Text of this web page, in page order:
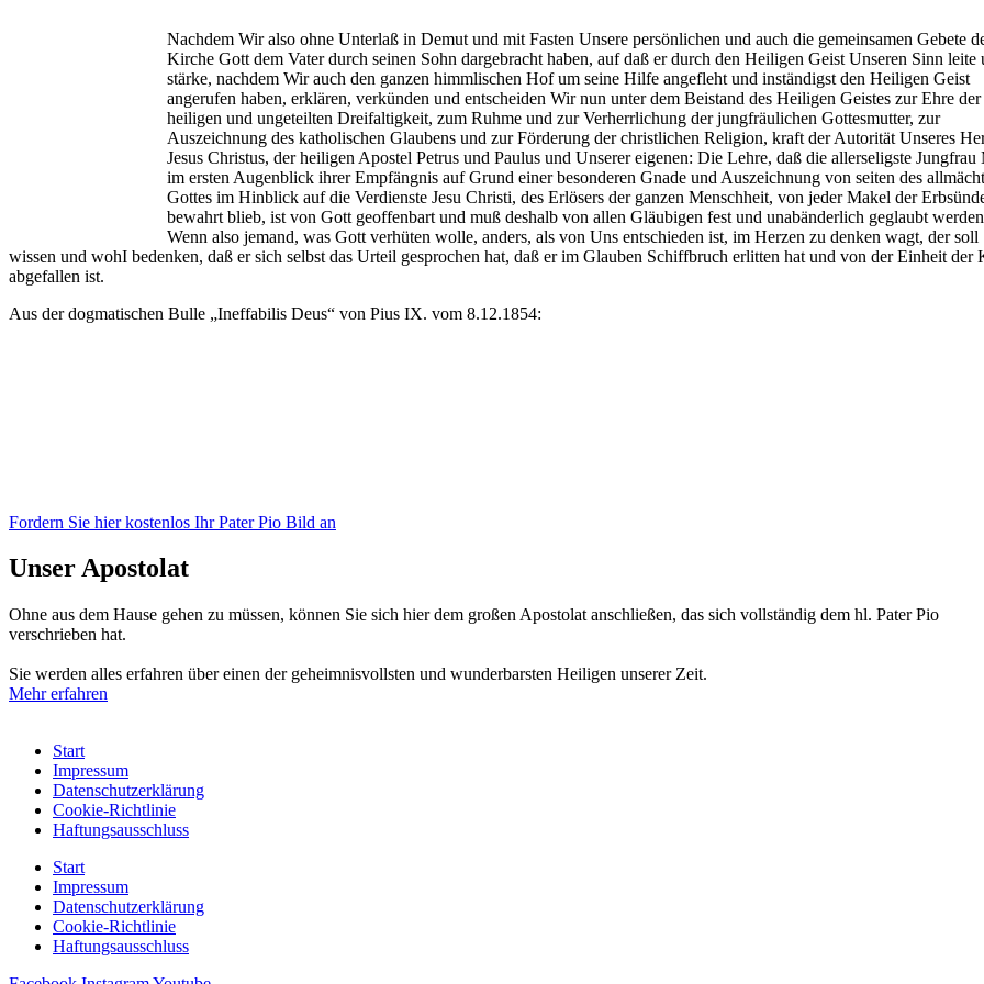
Nachdem Wir also ohne Unterlaß in Demut und mit Fasten Unsere persönlichen und auch die gemeinsamen Gebete
Kirche Gott dem Vater durch seinen Sohn dargebracht haben, auf daß er durch den Heiligen Geist Unseren Sinn leite
stärke, nachdem Wir auch den ganzen himmlischen Hof um seine Hilfe angefleht und inständigst den Heiligen Geist
angerufen haben, erklären, verkünden und entscheiden Wir nun unter dem Beistand des Heiligen Geistes zur Ehre der
heiligen und ungeteilten Dreifaltigkeit, zum Ruhme und zur Verherrlichung der jungfräulichen Gottesmutter, zur
Auszeichnung des katholischen Glaubens und zur Förderung der christlichen Religion, kraft der Autorität Unseres
Jesus Christus, der heiligen Apostel Petrus und Paulus und Unserer eigenen: Die Lehre, daß die allerseligste Jungfrau
im ersten Augenblick ihrer Empfängnis auf Grund einer besonderen Gnade und Auszeichnung von seiten des
Gottes im Hinblick auf die Verdienste Jesu Christi, des Erlösers der ganzen Menschheit, von jeder Makel der
bewahrt blieb, ist von Gott geoffenbart und muß deshalb von allen Gläubigen fest und unabänderlich geglaubt
Wenn also jemand, was Gott verhüten wolle, anders, als von Uns entschieden ist, im Herzen zu denken wagt, der soll
wissen und wohI bedenken, daß er sich selbst das Urteil gesprochen hat, daß er im Glauben Schiffbruch erlitten hat und von der Einheit der
abgefallen ist.
Aus der dogmatischen Bulle „Ineffabilis Deus“ von Pius IX. vom 8.12.1854:
Fordern Sie hier kostenlos Ihr Pater Pio Bild an
Unser Apostolat
Ohne aus dem Hause gehen zu müssen, können Sie sich hier dem großen Apostolat anschließen, das sich vollständig dem hl. Pater Pio
verschrieben hat.
Sie werden alles erfahren über einen der geheimnisvollsten und wunderbarsten Heiligen unserer Zeit.
Mehr erfahren
Start
Impressum
Datenschutzerklärung
Cookie-Richtlinie
Haftungsausschluss
Start
Impressum
Datenschutzerklärung
Cookie-Richtlinie
Haftungsausschluss